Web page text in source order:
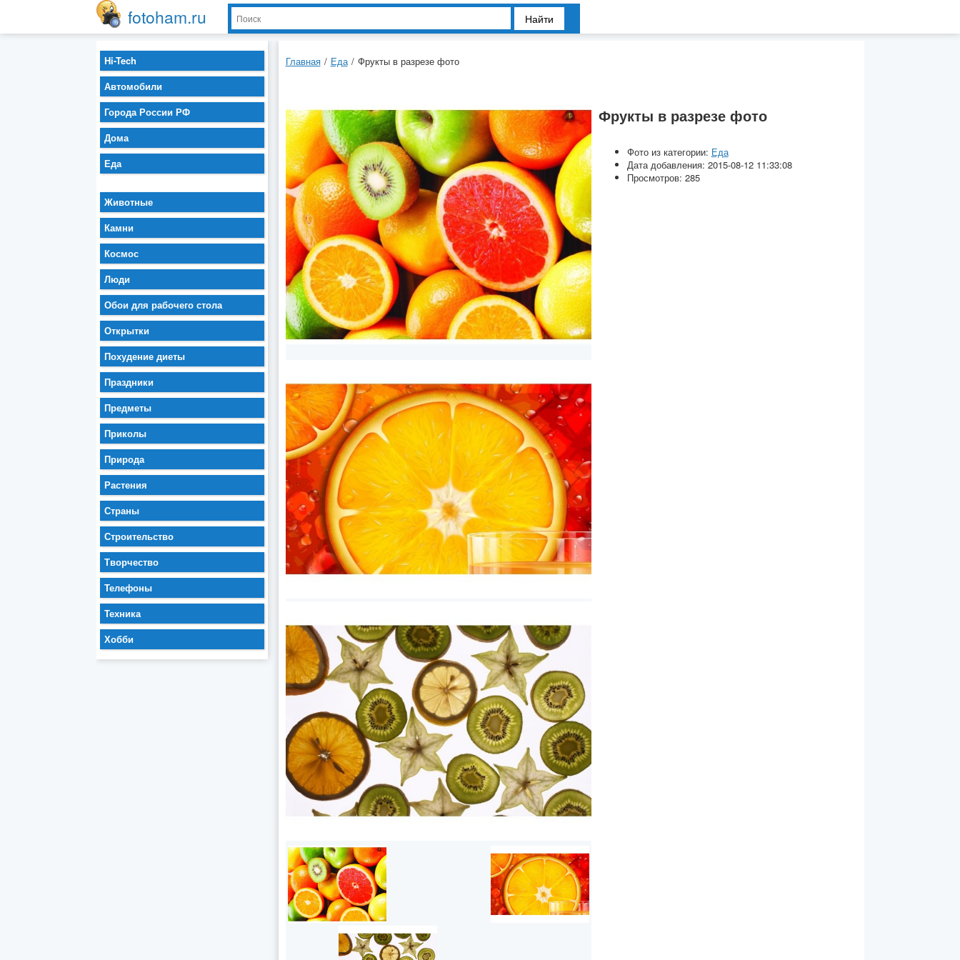
fotoham.ru Найти
Главная / Еда / Фрукты в разрезе фото
Фрукты в разрезе фото
Фото из категории: Еда
Дата добавления: 2015-08-12 11:33:08
Просмотров: 285
Hi-Tech
Автомобили
Города России РФ
Дома
Еда
Животные
Камни
Космос
Люди
Обои для рабочего стола
Открытки
Похудение диеты
Праздники
Предметы
Приколы
Природа
Растения
Страны
Строительство
Творчество
Телефоны
Техника
Хобби